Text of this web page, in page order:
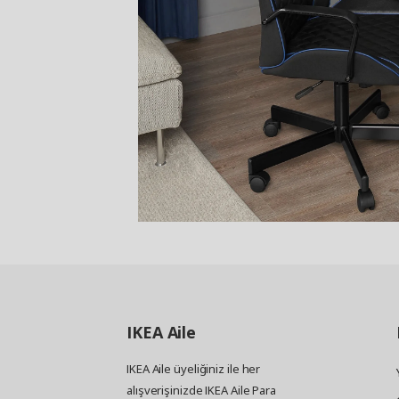
IKEAAile
IKEA Aile üyeliğiniz ile her
alışverişinizde IKEA Aile Para